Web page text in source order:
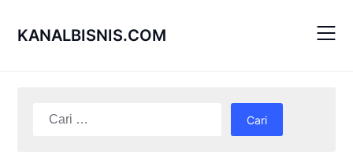
KANALBISNIS.COM
Cari